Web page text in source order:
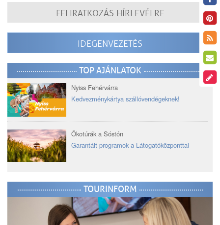
FELIRATKOZÁS HÍRLEVÉLRE
IDEGENVEZETÉS
TOP AJÁNLATOK
Nyiss Fehérvárra
Kedvezménykártya szállóvendégeknek!
Ökotúrák a Sóstón
Garantált programok a Látogatóközponttal
TOURINFORM